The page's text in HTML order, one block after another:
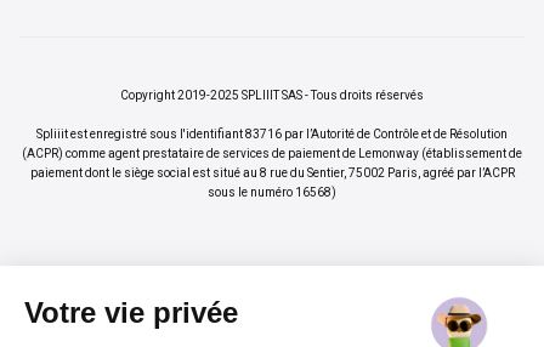
Votre vie privée
Copyright 2019-2025 SPLIIIT SAS - Tous droits réservés
Spliiit est enregistré sous l'identifiant 83716 par l’Autorité de Contrôle et de Résolution
(ACPR) comme agent prestataire de services de paiement de Lemonway (établissement de
paiement dont le siège social est situé au 8 rue du Sentier, 75002 Paris, agréé par l’ACPR
sous le numéro 16568)